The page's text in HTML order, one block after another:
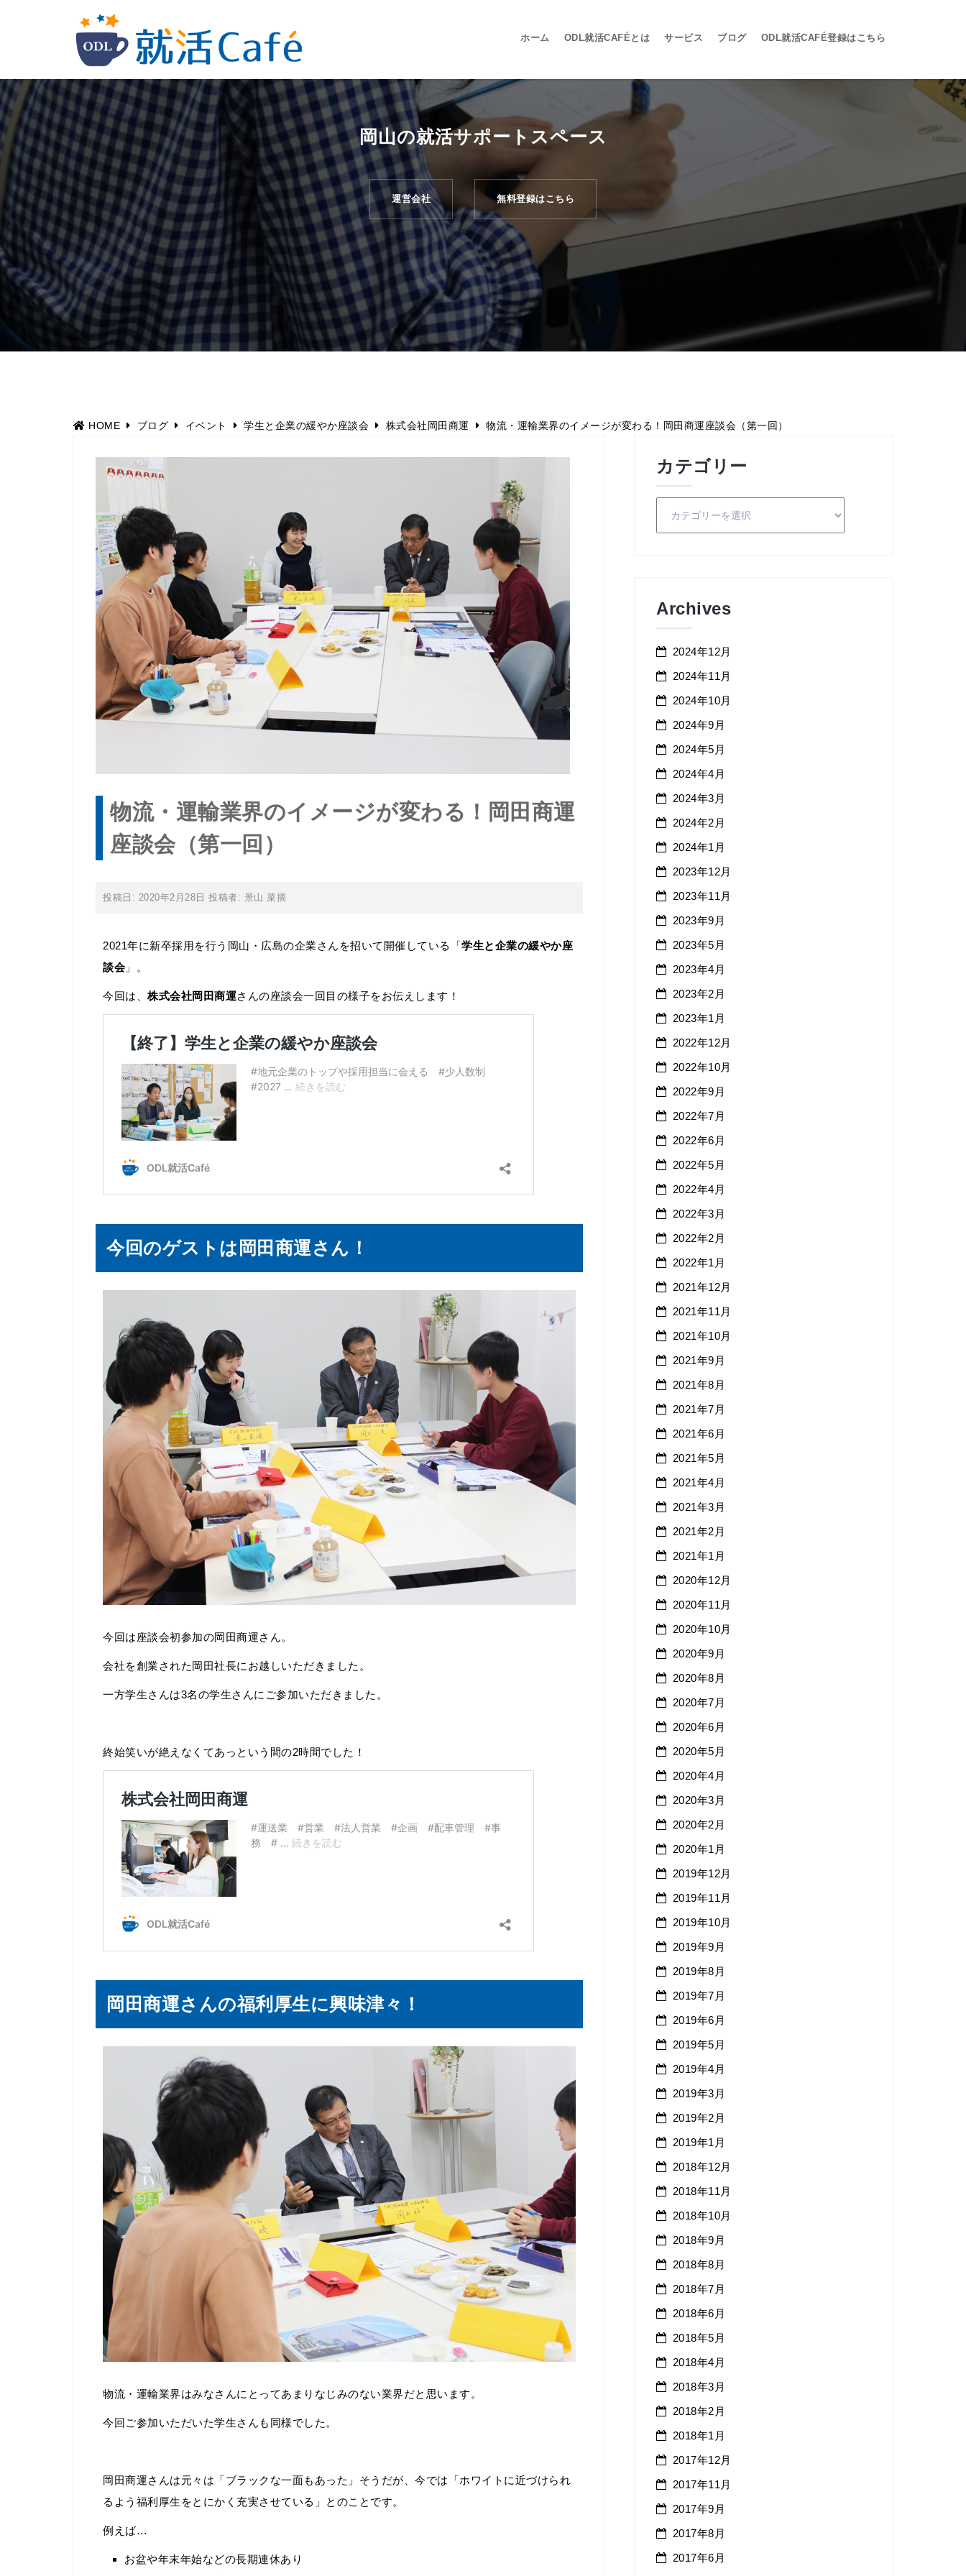
ツ
へ
ス
ホーム ODL就活CAFÉとは サービス ブログ ODL就活CAFÉ登録はこちら
岡山の就活サポートスペース
運営会社 無料登録はこちら
HOME ブログ イベント 学生と企業の緩やか座談会 株式会社岡田商運 物流・運輸業界のイメージが変わる！岡田商運座談会（第一回）
物流・運輸業界のイメージが変わる！岡田商運
座談会（第一回）
投稿日: 2020年2月28日 投稿者: 景山 菜摘
2021年に新卒採用を行う岡山・広島の企業さんを招いて開催している「学生と企業の緩やか座
談会」。
今回は、 株式会社岡田商運さんの座談会一回目の様子をお伝えします！
今回のゲストは岡田商運さん！
今回は座談会初参加の岡田商運さん。
会社を創業された岡田社長にお越しいただきました。
一方学生さんは3名の学生さんにご参加いただきました。
終始笑いが絶えなくてあっという間の2時間でした！
岡田商運さんの福利厚生に興味津々！
物流・運輸業界はみなさんにとってあまりなじみのない業界だと思います。
今回ご参加いただいた学生さんも同様でした。
岡田商運さんは元々は「ブラックな一面もあった」そうだが、今では「ホワイトに近づけられ
るよう福利厚生をとにかく充実させている」とのことです。
例えば…
お盆や年末年始などの長期連休あり
カテゴリー
Archives
2024年12月
2024年11月
2024年10月
2024年9月
2024年5月
2024年4月
2024年3月
2024年2月
2024年1月
2023年12月
2023年11月
2023年9月
2023年5月
2023年4月
2023年2月
2023年1月
2022年12月
2022年10月
2022年9月
2022年7月
2022年6月
2022年5月
2022年4月
2022年3月
2022年2月
2022年1月
2021年12月
2021年11月
2021年10月
2021年9月
2021年8月
2021年7月
2021年6月
2021年5月
2021年4月
2021年3月
2021年2月
2021年1月
2020年12月
2020年11月
2020年10月
2020年9月
2020年8月
2020年7月
2020年6月
2020年5月
2020年4月
2020年3月
2020年2月
2020年1月
2019年12月
2019年11月
2019年10月
2019年9月
2019年8月
2019年7月
2019年6月
2019年5月
2019年4月
2019年3月
2019年2月
2019年1月
2018年12月
2018年11月
2018年10月
2018年9月
2018年8月
2018年7月
2018年6月
2018年5月
2018年4月
2018年3月
2018年2月
2018年1月
2017年12月
2017年11月
2017年9月
2017年8月
2017年6月